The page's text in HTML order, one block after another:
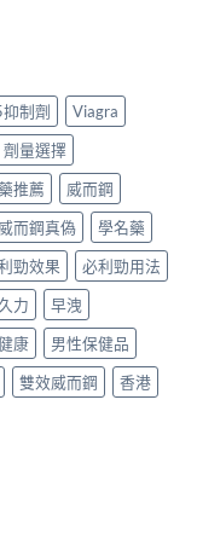
抑制劑
Viagra
劑量選擇
推薦
威而鋼
威而鋼真偽
學名藥
勁效果
必利勁用法
力
早洩
康
男性保健品
雙效威而鋼
香港